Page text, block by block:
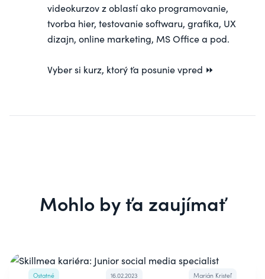
videokurzov z oblastí ako programovanie,
tvorba hier, testovanie softwaru, grafika, UX
dizajn, online marketing, MS Office a pod.
Vyber si kurz, ktorý ťa posunie vpred ⏩
Mohlo by ťa zaujímať
Ostatné 16.02.2023 Marián Kristeľ